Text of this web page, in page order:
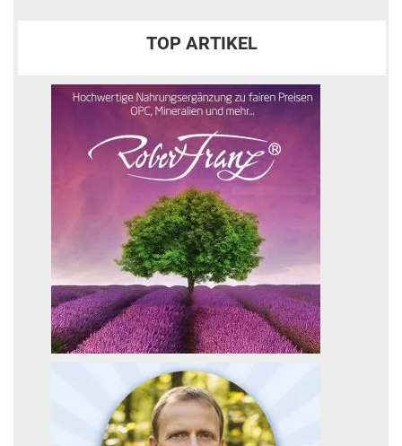
TOP ARTIKEL